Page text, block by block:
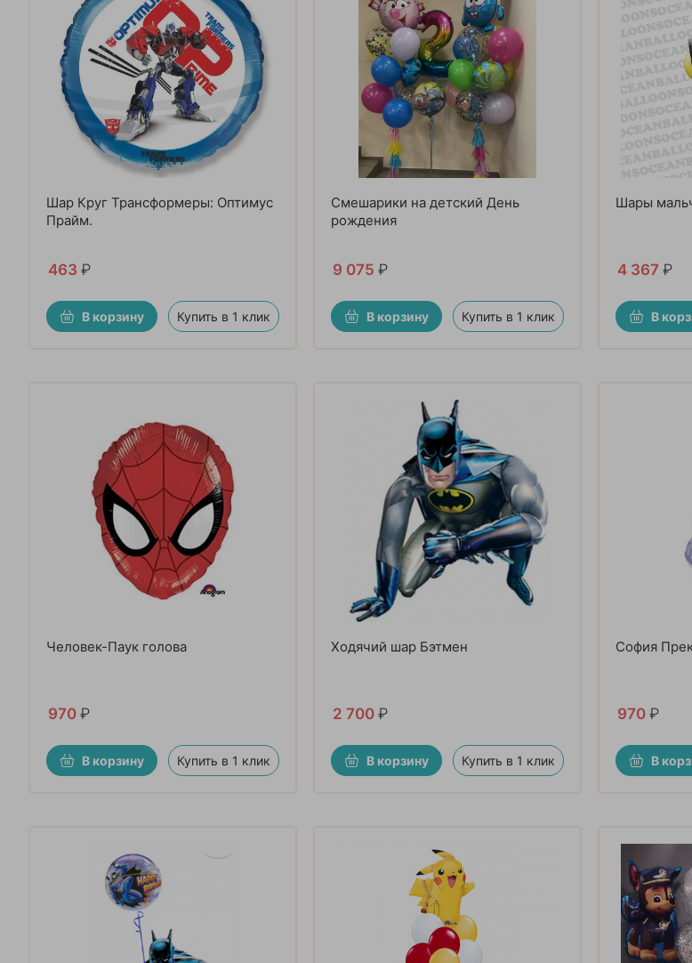
Шар Круг Трансформеры: Оптимус
Прайм.
463 ₽
В корзину Купить в 1 клик
Смешарики на детский День
рождения
9 075 ₽
В корзину Купить в 1 клик
Шары
4 367 ₽
В
Человек-Паук голова
970 ₽
В корзину Купить в 1 клик
Ходячий шар Бэтмен
2 700 ₽
В корзину Купить в 1 клик
София
970 ₽
В